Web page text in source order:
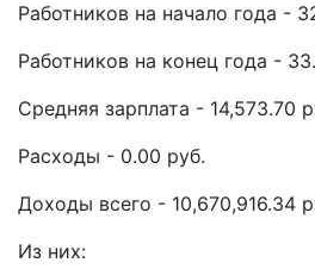
Работников на начало года -
Работников на конец года -
Средняя зарплата - 14,573.70
Расходы - 0.00 руб.
Доходы всего - 10,670,916.34
Из них: